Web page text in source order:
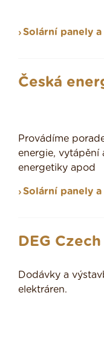
Solární panely a
Česká
Provádíme
energie, vytápění
energetiky apod
Solární panely a
DEG
Dodávky a
elektráren.